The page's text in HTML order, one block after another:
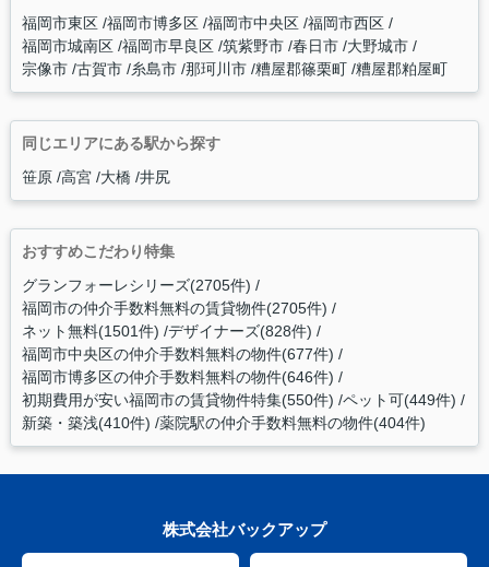
福岡市東区 福岡市博多区 福岡市中央区 福岡市西区
福岡市城南区 福岡市早良区 筑紫野市 春日市 大野城市
宗像市 古賀市 糸島市 那珂川市 糟屋郡篠栗町 糟屋郡粕屋町
同じエリアにある駅から探す
笹原 高宮 大橋 井尻
おすすめこだわり特集
グランフォーレシリーズ(2705件)
福岡市の仲介手数料無料の賃貸物件(2705件)
ネット無料(1501件) デザイナーズ(828件)
福岡市中央区の仲介手数料無料の物件(677件)
福岡市博多区の仲介手数料無料の物件(646件)
初期費用が安い福岡市の賃貸物件特集(550件) ペット可(449件)
新築・築浅(410件) 薬院駅の仲介手数料無料の物件(404件)
株式会社バックアップ